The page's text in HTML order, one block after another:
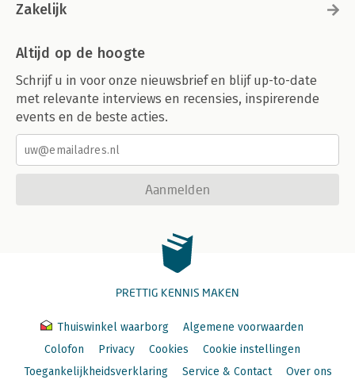
Zakelijk
Altijd op de hoogte
Schrijf u in voor onze nieuwsbrief en blijf up-to-date
met relevante interviews en recensies, inspirerende
events en de beste acties.
Aanmelden
PRETTIG KENNIS MAKEN
Thuiswinkel waarborg
Algemene voorwaarden
Colofon
Privacy Cookies
Cookie instellingen
Toegankelijkheidsverklaring
Service & Contact Over ons